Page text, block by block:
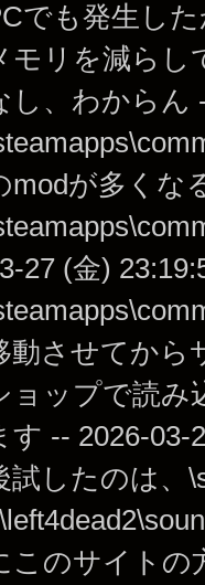
でも発生し
モリを減らし
し、わからん
modが多くな
27 (金)
動させてから
ョップで読み
す -- 2026-03-
試したのは、
このサイトの